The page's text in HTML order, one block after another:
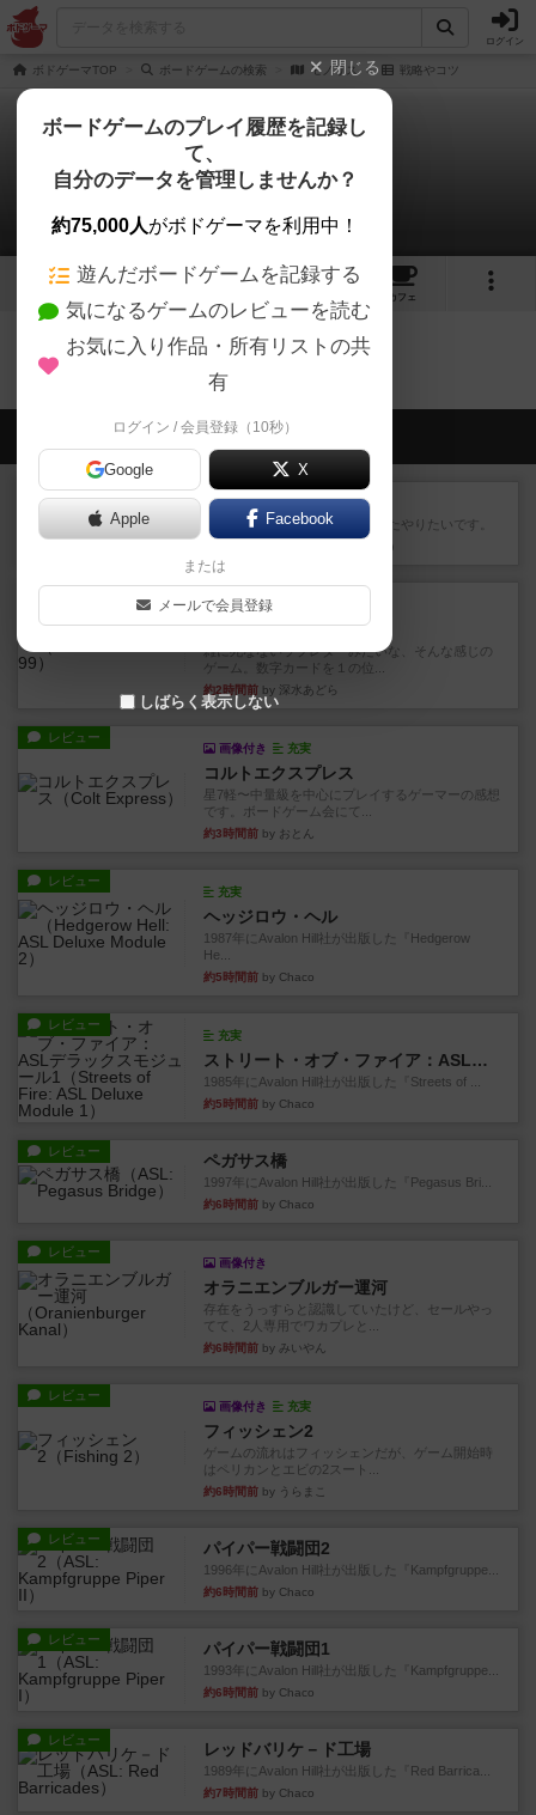
ログイン
ボドゲーマTOP ボードゲームの検索 モノリス 戦略やコツ
モノリス
0件の戦略やコツ
1 2
カフェ
モノリスのトップに戻る
会員の新しい投稿
レビュー ゴットファイブ！
運要素があり楽しめました。またやりたいです。
by 金賢守(キムヒョンス)
充実
ダブルナイン
雑に死なないラブレターみたいな、そんな感じの
ゲーム。数字カードを１の位...
約2時間前 by 深水あどら
レビュー
画像付き 充実
コルトエクスプレス
星7軽〜中量級を中心にプレイするゲーマーの感想
です。ボードゲーム会にて...
約3時間前 by おとん
レビュー
充実
ヘッジロウ・ヘル
1987年にAvalon Hill社が出版した『Hedgerow
He...
約5時間前 by Chaco
レビュー
充実
ストリート・オブ・ファイア：ASLデラックスモジュール1
1985年にAvalon Hill社が出版した『Streets of ...
約5時間前 by Chaco
レビュー ペガサス橋
1997年にAvalon Hill社が出版した『Pegasus Bri...
約6時間前 by Chaco
レビュー
画像付き
オラニエンブルガー運河
存在をうっすらと認識していたけど、セールやっ
てて、2人専用でワカプレと...
約6時間前 by みいやん
レビュー
画像付き 充実
フィッシェン2
ゲームの流れはフィッシェンだが、ゲーム開始時
はペリカンとエビの2スート...
約6時間前 by うらまこ
レビュー パイパー戦闘団2
1996年にAvalon Hill社が出版した『Kampfgruppe...
約6時間前 by Chaco
レビュー パイパー戦闘団1
1993年にAvalon Hill社が出版した『Kampfgruppe...
約6時間前 by Chaco
レビュー レッドバリケ－ド工場
1989年にAvalon Hill社が出版した『Red Barrica...
約7時間前 by Chaco
閉じる
ボードゲームのプレイ履歴を記録し
て、
自分のデータを管理しませんか？
約75,000人がボドゲーマを利用中！
遊んだボードゲームを記録する
気になるゲームのレビューを読む
お気に入り作品・所有リストの共
有
ログイン / 会員登録（10秒）
Google X
Apple Facebook
または
メールで会員登録
しばらく表示しない